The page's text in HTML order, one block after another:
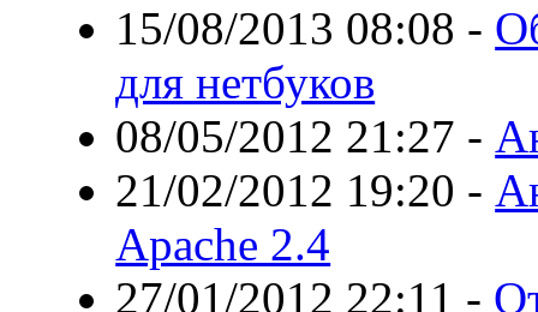
15/08/2013 08:08 -
для нетбуков
08/05/2012 21:27 -
21/02/2012 19:20 -
Apache 2.4
27/01/2012 22:11 -